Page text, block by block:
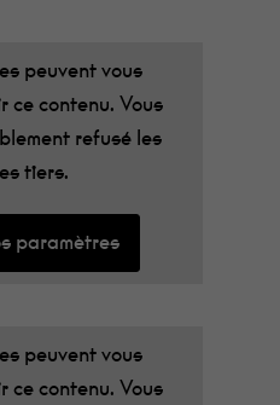
peuvent vous
ce contenu. Vous
refusé les
tiers.
paramètres
peuvent vous
ce contenu. Vous